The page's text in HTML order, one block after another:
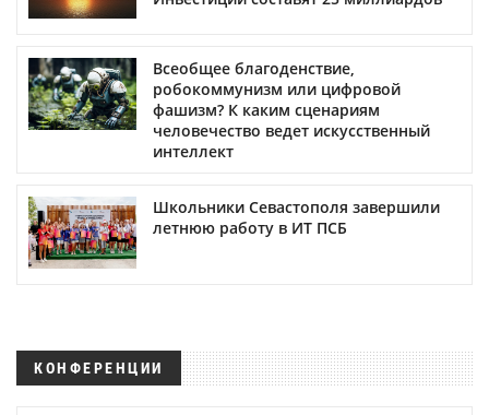
Всеобщее благоденствие,
робокоммунизм или цифровой
фашизм? К каким сценариям
человечество ведет искусственный
интеллект
Школьники Севастополя завершили
летнюю работу в ИТ ПСБ
КОНФЕРЕНЦИИ